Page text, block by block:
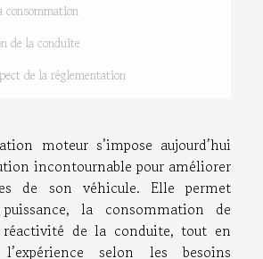
consommation
de la conduite
de la réglementation
moteur s’impose aujourd’hui
incontournable pour améliorer
de son véhicule. Elle permet
la consommation de
de la conduite, tout en
l’expérience selon les besoins